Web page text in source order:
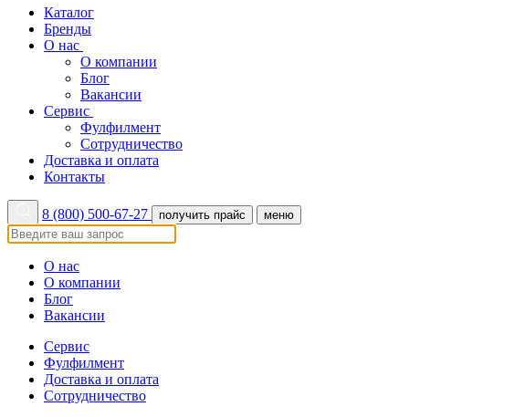
Каталог
Бренды
О нас
О компании
Блог
Вакансии
Сервис
Фулфилмент
Сотрудничество
Доставка и оплата
Контакты
8 (800) 500-67-27 получить прайс меню
О нас
О компании
Блог
Вакансии
Сервис
Фулфилмент
Доставка и оплата
Сотрудничество